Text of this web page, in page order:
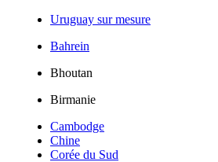
Uruguay sur mesure
Bahrein
Bhoutan
Birmanie
Cambodge
Chine
Corée du Sud